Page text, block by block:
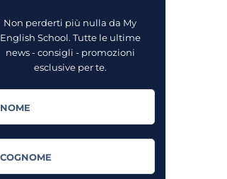
Non perderti più nulla da My
English School. Tutte le ultime
news - consigli - promozioni
esclusive per te.